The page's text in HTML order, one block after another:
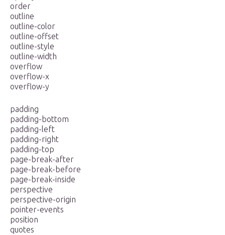
order
outline
outline-color
outline-offset
outline-style
outline-width
overflow
overflow-x
overflow-y
padding
padding-bottom
padding-left
padding-right
padding-top
page-break-after
page-break-before
page-break-inside
perspective
perspective-origin
pointer-events
position
quotes